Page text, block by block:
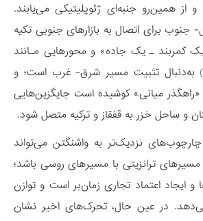
از همین‌رو جنبه‌ای ژئوپلیتیکی می‌یابند.
جنوب برای اتصال به بازارهای جنوبی تکیه
کمربند ـ یک جاده» و محورهایی مـانند
به‌دنبال تثبیت مسیر شرق- غرب است؛ و
میانی» کوشیده است جایگزین‌هایی
و ساحل خزر به قفقاز و ترکیه متصل شود.
نزدیک‌تر به واشنگتن می‌تواند
ترانزیتی با مسیرهای روسی باشد؛
ایجاد اعتماد تجاری زمان‌بر است و توازن
در عین حال، تحرک‌های اخیر نشان